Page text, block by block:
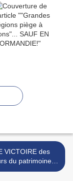
VICTOIRE des
du patrimoine et
le Mont